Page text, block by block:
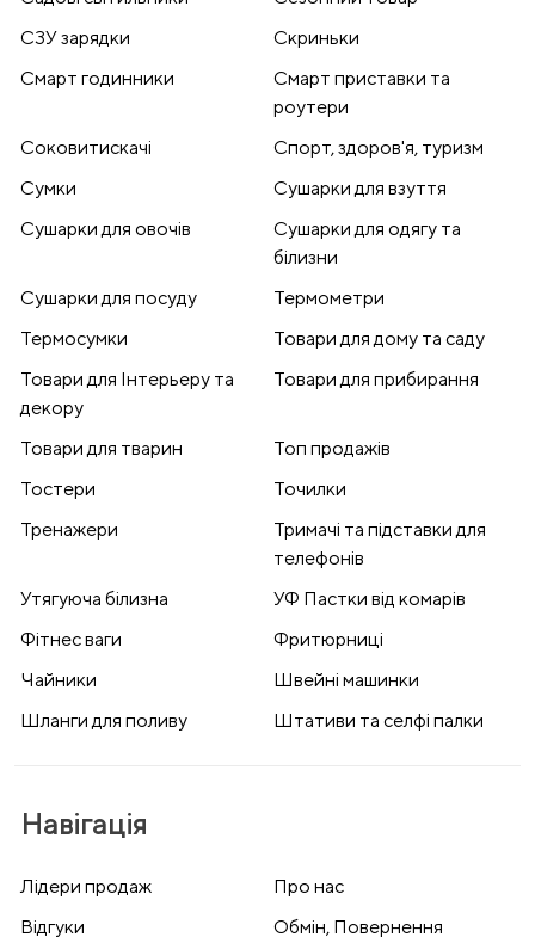
СЗУ зарядки
Скриньки
Смарт годинники
Смарт приставки та
роутери
Соковитискачі
Спорт, здоров'я, туризм
Сумки
Сушарки для взуття
Сушарки для овочів
Сушарки для одягу та
білизни
Сушарки для посуду
Термометри
Термосумки
Товари для дому та саду
Товари для Інтерьеру та
декору
Товари для прибирання
Товари для тварин
Топ продажів
Тостери
Точилки
Тренажери
Тримачі та підставки для
телефонів
Утягуюча білизна
УФ Пастки від комарів
Фітнес ваги
Фритюрниці
Чайники
Швейні машинки
Шланги для поливу
Штативи та селфі палки
Навігація
Лідери продаж
Про нас
Відгуки
Обмін, Повернення